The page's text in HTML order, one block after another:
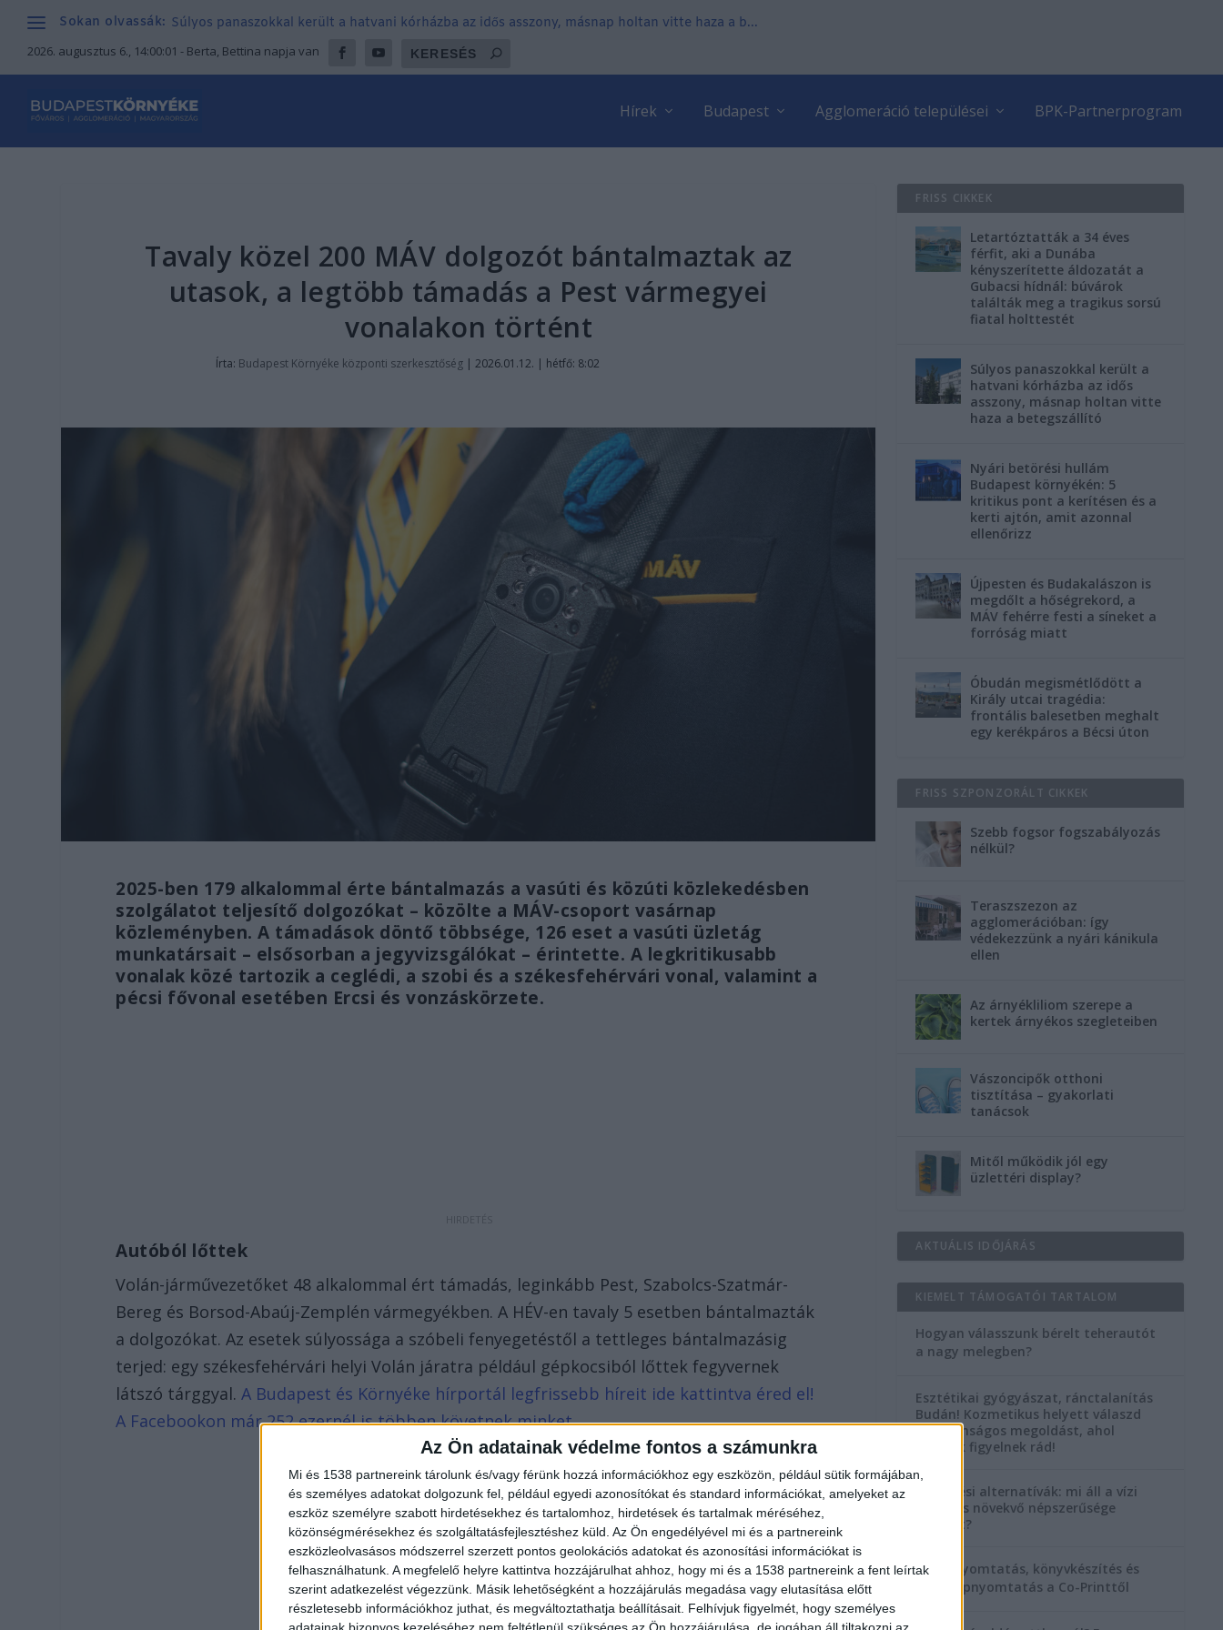
Az Ön adatainak védelme fontos a számunkra
Mi és 1538 partnereink tárolunk és/vagy férünk hozzá információkhoz egy eszközön, például sütik formájában,
és személyes adatokat dolgozunk fel, például egyedi azonosítókat és standard információkat, amelyeket az
eszköz személyre szabott hirdetésekhez és tartalomhoz, hirdetések és tartalmak méréséhez,
közönségmérésekhez és szolgáltatásfejlesztéshez küld. Az Ön engedélyével mi és a partnereink
eszközleolvasásos módszerrel szerzett pontos geolokációs adatokat és azonosítási információkat is
felhasználhatunk. A megfelelő helyre kattintva hozzájárulhat ahhoz, hogy mi és a 1538 partnereink a fent leírtak
szerint adatkezelést végezzünk. Másik lehetőségként a hozzájárulás megadása vagy elutasítása előtt
részletesebb információkhoz juthat, és megváltoztathatja beállításait. Felhívjuk figyelmét, hogy személyes
adatainak bizonyos kezeléséhez nem feltétlenül szükséges az Ön hozzájárulása, de jogában áll tiltakozni az
Sokan olvassák: Súlyos panaszokkal került a hatvani kórházba az idős asszony, másnap holtan vitte haza a b...
2026. augusztus 6., 14:00:02 - Berta, Bettina napja van
Hírek Budapest Agglomeráció települései BPK-Partnerprogram
Tavaly közel 200 MÁV dolgozót bántalmaztak az
utasok, a legtöbb támadás a Pest vármegyei
vonalakon történt
Írta: Budapest Környéke központi szerkesztőség |2026.01.12. | hétfő: 8:02
2025-ben 179 alkalommal érte bántalmazás a vasúti és közúti közlekedésben
szolgálatot teljesítő dolgozókat – közölte a MÁV-csoport vasárnap
közleményben. A támadások döntő többsége, 126 eset a vasúti üzletág
munkatársait – elsősorban a jegyvizsgálókat – érintette. A legkritikusabb
vonalak közé tartozik a ceglédi, a szobi és a székesfehérvári vonal, valamint a
pécsi fővonal esetében Ercsi és vonzáskörzete.
Autóból lőttek
Volán-járművezetőket 48 alkalommal ért támadás, leginkább Pest, Szabolcs-Szatmár-
Bereg és Borsod-Abaúj-Zemplén vármegyékben. A HÉV-en tavaly 5 esetben bántalmazták
a dolgozókat. Az esetek súlyossága a szóbeli fenyegetéstől a tettleges bántalmazásig
terjed: egy székesfehérvári helyi Volán járatra például gépkocsiból lőttek fegyvernek
látszó tárggyal.A Budapest és Környéke hírportál legfrissebb híreit ide kattintva éred el!
A Facebookon már 252 ezernél is többen követnek minket.
FRISS CIKKEK
Letartóztatták a 34 éves
férfit, aki a Dunába
kényszerítette áldozatát a
Gubacsi hídnál: búvárok
találták meg a tragikus sorsú
fiatal holttestét
Súlyos panaszokkal került a
hatvani kórházba az idős
asszony, másnap holtan vitte
haza a betegszállító
Nyári betörési hullám
Budapest környékén: 5
kritikus pont a kerítésen és a
kerti ajtón, amit azonnal
ellenőrizz
Újpesten és Budakalászon is
megdőlt a hőségrekord, a
MÁV fehérre festi a síneket a
forróság miatt
Óbudán megismétlődött a
Király utcai tragédia:
frontális balesetben meghalt
egy kerékpáros a Bécsi úton
FRISS SZPONZORÁLT CIKKEK
Szebb fogsor fogszabályozás
nélkül?
Teraszszezon az
agglomerációban: így
védekezzünk a nyári kánikula
ellen
Az árnyékliliom szerepe a
kertek árnyékos szegleteiben
Vászoncipők otthoni
tisztítása – gyakorlati
tanácsok
Mitől működik jól egy
üzlettéri display?
AKTUÁLIS IDŐJÁRÁS
KIEMELT TÁMOGATÓI TARTALOM
Hogyan válasszunk bérelt teherautót
a nagy melegben?
Esztétikai gyógyászat, ránctalanítás
Budán! Kozmetikus helyett válaszd
a biztonságos megoldást, ahol
orvosok figyelnek rád!
Temetési alternatívák: mi áll a vízi
temetés növekvő népszerűsége
mögött?
Könyvnyomtatás, könyvkészítés és
szórólapnyomtatás a Co-Printtől